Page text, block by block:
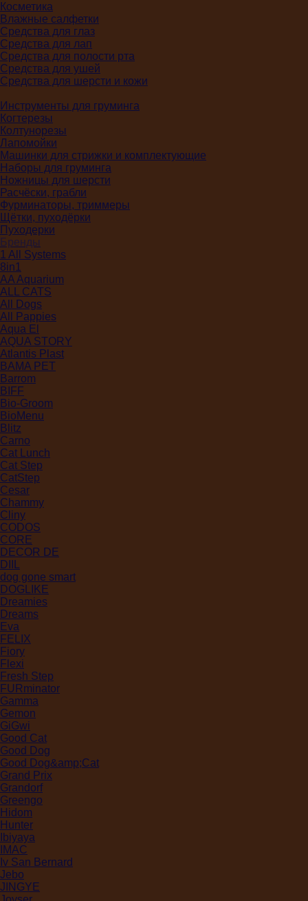
Косметика
Влажные салфетки
Средства для глаз
Средства для лап
Средства для полости рта
Средства для ушей
Средства для шерсти и кожи
Инструменты для груминга
Когтерезы
Колтунорезы
Лапомойки
Машинки для стрижки и комплектующие
Наборы для груминга
Ножницы для шерсти
Расчёски, грабли
Фурминаторы, триммеры
Щётки, пуходёрки
Пуходерки
Бренды
1 All Systems
8in1
AA Aquarium
ALL CATS
All Dogs
All Pappies
Aqua El
AQUA STORY
Atlantis Plast
BAMA PET
Barrom
BIFF
Bio-Groom
BioMenu
Blitz
Carno
Cat Lunch
Cat Step
CatStep
Cesar
Chammy
Cliny
CODOS
CORE
DECOR DE
DIIL
dog gone smart
DOGLIKE
Dreamies
Dreams
Eva
FELIX
Fiory
Flexi
Fresh Step
FURminator
Gamma
Gemon
GiGwi
Good Cat
Good Dog
Good Dog&amp;Cat
Grand Prix
Grandorf
Greengo
Hidom
Hunter
Ibiyaya
IMAC
Iv San Bernard
Jebo
JINGYE